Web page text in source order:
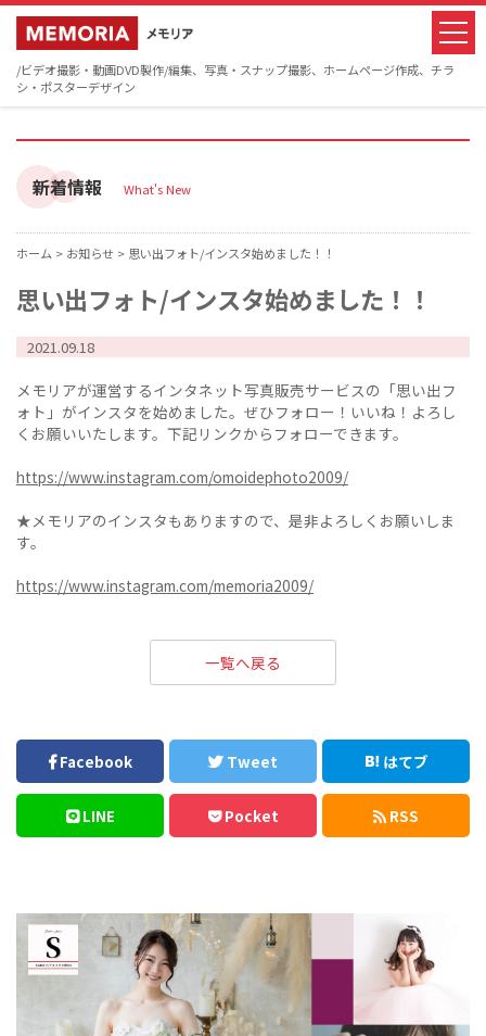
/ビデオ撮影・動画DVD製作/編集、写真・スナップ撮影、ホームページ作成、チラ
シ・ポスターデザイン
新着情報 What's New
ホーム > お知らせ > 思い出フォト/インスタ始めました！！
思い出フォト/インスタ始めました！！
2021.09.18
メモリアが運営するインタネット写真販売サービスの「思い出フ
ォト」がインスタを始めました。ぜひフォロー！いいね！よろし
くお願いいたします。下記リンクからフォローできます。
https://www.instagram.com/omoidephoto2009/
★メモリアのインスタもありますので、是非よろしくお願いしま
す。
https://www.instagram.com/memoria2009/
Facebook Tweet はてブ
LINE Pocket RSS
一覧へ戻る